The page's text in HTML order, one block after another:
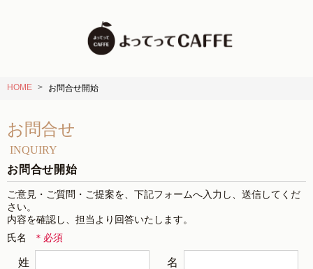
HOME お問合せ開始
INQUIRY
お問合せ
お問合せ開始
ご意見・ご質問・ご提案を、下記フォームへ入力し、送信してくだ
さい。
内容を確認し、担当より回答いたします。
氏名
姓 名